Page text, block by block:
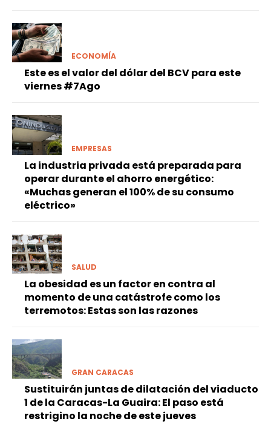
ECONOMÍA
Este es el valor del dólar del BCV para este
viernes #7Ago
EMPRESAS
La industria privada está preparada para
operar durante el ahorro energético:
«Muchas generan el 100% de su consumo
eléctrico»
SALUD
La obesidad es un factor en contra al
momento de una catástrofe como los
terremotos: Estas son las razones
GRAN CARACAS
Sustituirán juntas de dilatación del viaducto
1 de la Caracas-La Guaira: El paso está
restrigino la noche de este jueves